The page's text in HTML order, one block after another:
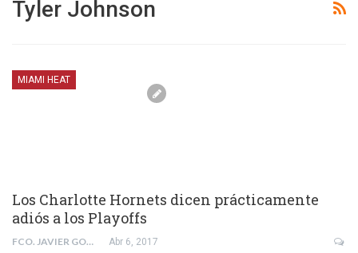
Tyler Johnson
MIAMI HEAT
Los Charlotte Hornets dicen prácticamente
adiós a los Playoffs
FCO. JAVIER GONZÁLEZ CARRASCO Abr 6, 2017